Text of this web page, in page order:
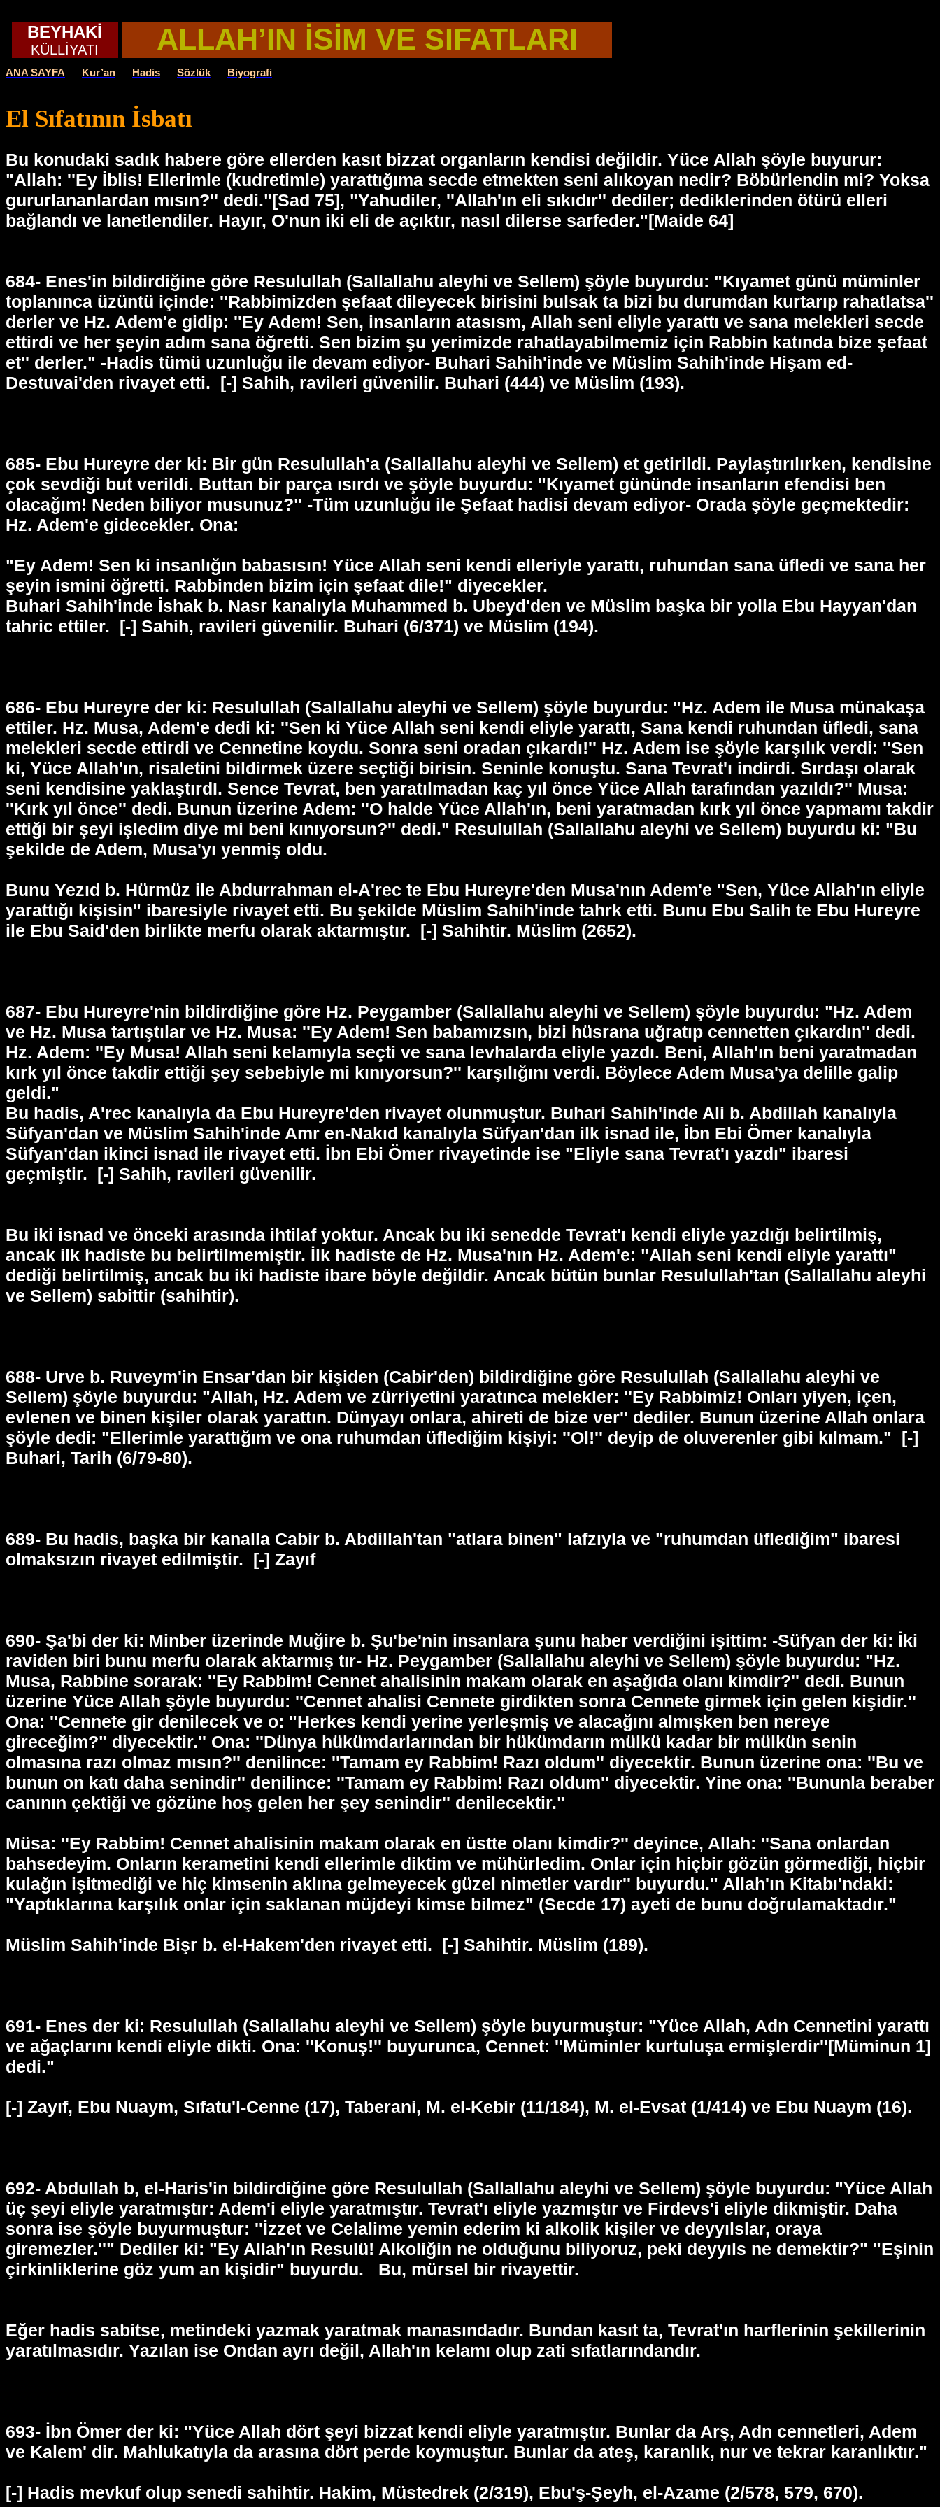
BEYHAKİ
KÜLLİYATI ALLAH’IN İSİM VE SIFATLARI
ANA SAYFA Kur’an Hadis Sözlük Biyografi
El Sıfatının İsbatı
Bu konudaki sadık habere göre ellerden kasıt bizzat organların kendisi değildir. Yüce Allah şöyle buyurur:
"Allah: ''Ey İblis! Ellerimle (kudretimle) yarattığıma secde etmekten seni alıkoyan nedir? Böbürlendin mi? Yoksa
gururlananlardan mısın?'' dedi."[Sad 75], "Yahudiler, ''Allah'ın eli sıkıdır'' dediler; dediklerinden ötürü elleri
bağlandı ve lanetlendiler. Hayır, O'nun iki eli de açıktır, nasıl dilerse sarfeder."[Maide 64]
684- Enes'in bildirdiğine göre Resulullah (Sallallahu aleyhi ve Sellem) şöyle buyurdu: "Kıyamet günü müminler
toplanınca üzüntü içinde: ''Rabbimizden şefaat dileyecek birisini bulsak ta bizi bu durumdan kurtarıp rahatlatsa''
derler ve Hz. Adem'e gidip: ''Ey Adem! Sen, insanların atasısm, Allah seni eliyle yarattı ve sana melekleri secde
ettirdi ve her şeyin adım sana öğretti. Sen bizim şu yerimizde rahatlayabilmemiz için Rabbin katında bize şefaat
et'' derler." -Hadis tümü uzunluğu ile devam ediyor- Buhari Sahih'inde ve Müslim Sahih'inde Hişam ed-
Destuvai'den rivayet etti. [-] Sahih, ravileri güvenilir. Buhari (444) ve Müslim (193).
685- Ebu Hureyre der ki: Bir gün Resulullah'a (Sallallahu aleyhi ve Sellem) et getirildi. Paylaştırılırken, kendisine
çok sevdiği but verildi. Buttan bir parça ısırdı ve şöyle buyurdu: "Kıyamet gününde insanların efendisi ben
olacağım! Neden biliyor musunuz?" -Tüm uzunluğu ile Şefaat hadisi devam ediyor- Orada şöyle geçmektedir:
Hz. Adem'e gidecekler. Ona:
"Ey Adem! Sen ki insanlığın babasısın! Yüce Allah seni kendi elleriyle yarattı, ruhundan sana üfledi ve sana her
şeyin ismini öğretti. Rabbinden bizim için şefaat dile!" diyecekler.
Buhari Sahih'inde İshak b. Nasr kanalıyla Muhammed b. Ubeyd'den ve Müslim başka bir yolla Ebu Hayyan'dan
tahric ettiler. [-] Sahih, ravileri güvenilir. Buhari (6/371) ve Müslim (194).
686- Ebu Hureyre der ki: Resulullah (Sallallahu aleyhi ve Sellem) şöyle buyurdu: "Hz. Adem ile Musa münakaşa
ettiler. Hz. Musa, Adem'e dedi ki: ''Sen ki Yüce Allah seni kendi eliyle yarattı, Sana kendi ruhundan üfledi, sana
melekleri secde ettirdi ve Cennetine koydu. Sonra seni oradan çıkardı!'' Hz. Adem ise şöyle karşılık verdi: ''Sen
ki, Yüce Allah'ın, risaletini bildirmek üzere seçtiği birisin. Seninle konuştu. Sana Tevrat'ı indirdi. Sırdaşı olarak
seni kendisine yaklaştırdI. Sence Tevrat, ben yaratılmadan kaç yıl önce Yüce Allah tarafından yazıldı?'' Musa:
''Kırk yıl önce'' dedi. Bunun üzerine Adem: ''O halde Yüce Allah'ın, beni yaratmadan kırk yıl önce yapmamı takdir
ettiği bir şeyi işledim diye mi beni kınıyorsun?'' dedi." Resulullah (Sallallahu aleyhi ve Sellem) buyurdu ki: "Bu
şekilde de Adem, Musa'yı yenmiş oldu.
Bunu Yezıd b. Hürmüz ile Abdurrahman el-A'rec te Ebu Hureyre'den Musa'nın Adem'e "Sen, Yüce Allah'ın eliyle
yarattığı kişisin" ibaresiyle rivayet etti. Bu şekilde Müslim Sahih'inde tahrk etti. Bunu Ebu Salih te Ebu Hureyre
ile Ebu Said'den birlikte merfu olarak aktarmıştır. [-] Sahihtir. Müslim (2652).
687- Ebu Hureyre'nin bildirdiğine göre Hz. Peygamber (Sallallahu aleyhi ve Sellem) şöyle buyurdu: "Hz. Adem
ve Hz. Musa tartıştılar ve Hz. Musa: ''Ey Adem! Sen babamızsın, bizi hüsrana uğratıp cennetten çıkardın'' dedi.
Hz. Adem: ''Ey Musa! Allah seni kelamıyla seçti ve sana levhalarda eliyle yazdı. Beni, Allah'ın beni yaratmadan
kırk yıl önce takdir ettiği şey sebebiyle mi kınıyorsun?'' karşılığını verdi. Böylece Adem Musa'ya delille galip
geldi."
Bu hadis, A'rec kanalıyla da Ebu Hureyre'den rivayet olunmuştur. Buhari Sahih'inde Ali b. Abdillah kanalıyla
Süfyan'dan ve Müslim Sahih'inde Amr en-Nakıd kanalıyla Süfyan'dan ilk isnad ile, İbn Ebi Ömer kanalıyla
Süfyan'dan ikinci isnad ile rivayet etti. İbn Ebi Ömer rivayetinde ise "Eliyle sana Tevrat'ı yazdı" ibaresi
geçmiştir. [-] Sahih, ravileri güvenilir.
Bu iki isnad ve önceki arasında ihtilaf yoktur. Ancak bu iki senedde Tevrat'ı kendi eliyle yazdığı belirtilmiş,
ancak ilk hadiste bu belirtilmemiştir. İlk hadiste de Hz. Musa'nın Hz. Adem'e: "Allah seni kendi eliyle yarattı"
dediği belirtilmiş, ancak bu iki hadiste ibare böyle değildir. Ancak bütün bunlar Resulullah'tan (Sallallahu aleyhi
ve Sellem) sabittir (sahihtir).
688- Urve b. Ruveym'in Ensar'dan bir kişiden (Cabir'den) bildirdiğine göre Resulullah (Sallallahu aleyhi ve
Sellem) şöyle buyurdu: "Allah, Hz. Adem ve zürriyetini yaratınca melekler: ''Ey Rabbimiz! Onları yiyen, içen,
evlenen ve binen kişiler olarak yarattın. Dünyayı onlara, ahireti de bize ver'' dediler. Bunun üzerine Allah onlara
şöyle dedi: "Ellerimle yarattığım ve ona ruhumdan üflediğim kişiyi: ''Ol!'' deyip de oluverenler gibi kılmam." [-]
Buhari, Tarih (6/79-80).
689- Bu hadis, başka bir kanalla Cabir b. Abdillah'tan "atlara binen" lafzıyla ve "ruhumdan üflediğim" ibaresi
olmaksızın rivayet edilmiştir. [-] Zayıf
690- Şa'bi der ki: Minber üzerinde Muğire b. Şu'be'nin insanlara şunu haber verdiğini işittim: -Süfyan der ki: İki
raviden biri bunu merfu olarak aktarmış tır- Hz. Peygamber (Sallallahu aleyhi ve Sellem) şöyle buyurdu: "Hz.
Musa, Rabbine sorarak: ''Ey Rabbim! Cennet ahalisinin makam olarak en aşağıda olanı kimdir?'' dedi. Bunun
üzerine Yüce Allah şöyle buyurdu: ''Cennet ahalisi Cennete girdikten sonra Cennete girmek için gelen kişidir.''
Ona: ''Cennete gir denilecek ve o: "Herkes kendi yerine yerleşmiş ve alacağını almışken ben nereye
gireceğim?" diyecektir.'' Ona: ''Dünya hükümdarlarından bir hükümdarın mülkü kadar bir mülkün senin
olmasına razı olmaz mısın?'' denilince: ''Tamam ey Rabbim! Razı oldum'' diyecektir. Bunun üzerine ona: ''Bu ve
bunun on katı daha senindir'' denilince: ''Tamam ey Rabbim! Razı oldum'' diyecektir. Yine ona: ''Bununla beraber
canının çektiği ve gözüne hoş gelen her şey senindir'' denilecektir."
Müsa: ''Ey Rabbim! Cennet ahalisinin makam olarak en üstte olanı kimdir?'' deyince, Allah: ''Sana onlardan
bahsedeyim. Onların kerametini kendi ellerimle diktim ve mühürledim. Onlar için hiçbir gözün görmediği, hiçbir
kulağın işitmediği ve hiç kimsenin aklına gelmeyecek güzel nimetler vardır'' buyurdu." Allah'ın Kitabı'ndaki:
"Yaptıklarına karşılık onlar için saklanan müjdeyi kimse bilmez" (Secde 17) ayeti de bunu doğrulamaktadır."
Müslim Sahih'inde Bişr b. el-Hakem'den rivayet etti. [-] Sahihtir. Müslim (189).
691- Enes der ki: Resulullah (Sallallahu aleyhi ve Sellem) şöyle buyurmuştur: "Yüce Allah, Adn Cennetini yarattı
ve ağaçlarını kendi eliyle dikti. Ona: ''Konuş!'' buyurunca, Cennet: ''Müminler kurtuluşa ermişlerdir''[Müminun 1]
dedi."
[-] Zayıf, Ebu Nuaym, Sıfatu'l-Cenne (17), Taberani, M. el-Kebir (11/184), M. el-Evsat (1/414) ve Ebu Nuaym (16).
692- Abdullah b, el-Haris'in bildirdiğine göre Resulullah (Sallallahu aleyhi ve Sellem) şöyle buyurdu: "Yüce Allah
üç şeyi eliyle yaratmıştır: Adem'i eliyle yaratmıştır. Tevrat'ı eliyle yazmıştır ve Firdevs'i eliyle dikmiştir. Daha
sonra ise şöyle buyurmuştur: ''İzzet ve Celalime yemin ederim ki alkolik kişiler ve deyyılslar, oraya
giremezler.''" Dediler ki: "Ey Allah'ın Resulü! Alkoliğin ne olduğunu biliyoruz, peki deyyıls ne demektir?" "Eşinin
çirkinliklerine göz yum an kişidir" buyurdu.
Bu, mürsel bir rivayettir.
Eğer hadis sabitse, metindeki yazmak yaratmak manasındadır. Bundan kasıt ta, Tevrat'ın harflerinin şekillerinin
yaratılmasıdır. Yazılan ise Ondan ayrı değil, Allah'ın kelamı olup zati sıfatlarındandır.
693- İbn Ömer der ki: "Yüce Allah dört şeyi bizzat kendi eliyle yaratmıştır. Bunlar da Arş, Adn cennetleri, Adem
ve Kalem' dir. Mahlukatıyla da arasına dört perde koymuştur. Bunlar da ateş, karanlık, nur ve tekrar karanlıktır."
[-] Hadis mevkuf olup senedi sahihtir. Hakim, Müstedrek (2/319), Ebu'ş-Şeyh, el-Azame (2/578, 579, 670).